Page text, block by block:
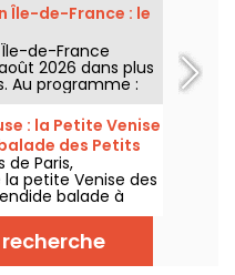
Île-de-France : le
de-France
2026 dans plus
Au programme :
ateliers et
: la Petite Venise
des Petits
Paris,
petite Venise des
balade à
véritable écrin
nous dévpoile
insoupçonné. On
aventure nature